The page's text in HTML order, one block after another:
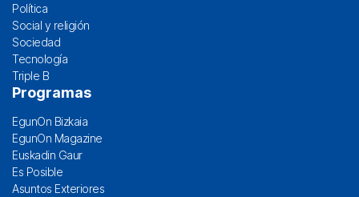
Política
Social y religión
Sociedad
Tecnología
Triple B
Programas
EgunOn Bizkaia
EgunOn Magazine
Euskadin Gaur
Es Posible
Asuntos Exteriores